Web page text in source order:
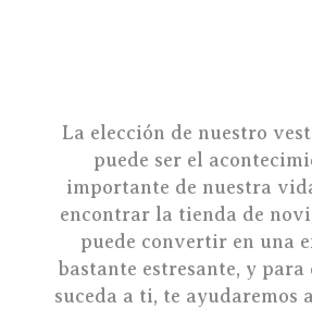
La elección de nuestro
puede ser el
importante de nuestra
encontrar la tienda de
puede convertir en una
bastante estresante, y para
suceda a ti, te ayudaremos